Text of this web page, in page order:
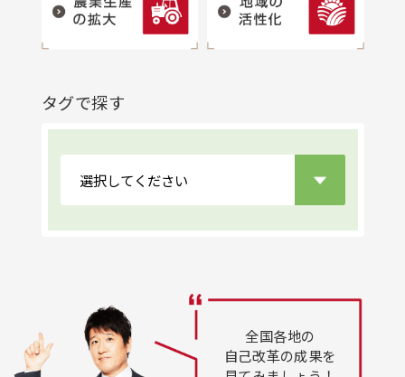
タグで探す
全国各地の
自己改革の成果を